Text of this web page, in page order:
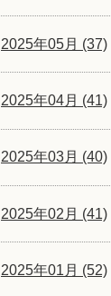
2025年05月 (37)
2025年04月 (41)
2025年03月 (40)
2025年02月 (41)
2025年01月 (52)